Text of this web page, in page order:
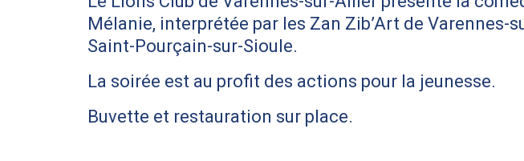
Mélanie, interprétée par les Zan Zib’Art de Varennes-
Saint-Pourçain-sur-Sioule.
La soirée est au profit des actions pour la jeunesse.
Buvette et restauration sur place.